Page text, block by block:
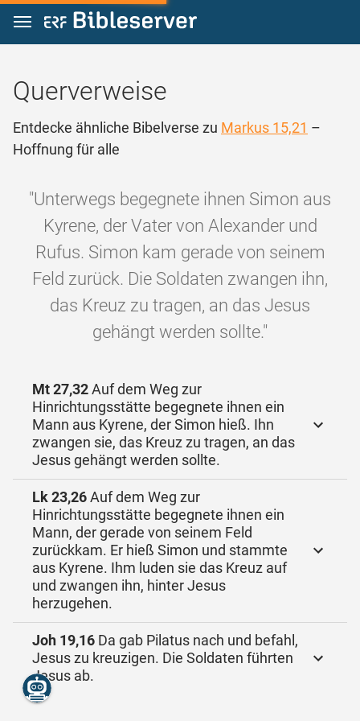
Zum Inhalt springen
Querverweise
Entdecke ähnliche Bibelverse zu Markus 15,21 –
Hoffnung für alle
"Unterwegs begegnete ihnen Simon aus
Kyrene, der Vater von Alexander und
Rufus. Simon kam gerade von seinem
Feld zurück. Die Soldaten zwangen ihn,
das Kreuz zu tragen, an das Jesus
gehängt werden sollte."
Mt 27,32Auf dem Weg zur
Hinrichtungsstätte begegnete ihnen ein
Mann aus Kyrene, der Simon hieß. Ihn
zwangen sie, das Kreuz zu tragen, an das
Jesus gehängt werden sollte.
Lk 23,26Auf dem Weg zur
Hinrichtungsstätte begegnete ihnen ein
Mann, der gerade von seinem Feld
zurückkam. Er hieß Simon und stammte
aus Kyrene. Ihm luden sie das Kreuz auf
und zwangen ihn, hinter Jesus
herzugehen.
Joh 19,16 Da gab Pilatus nach und befahl,
Jesus zu kreuzigen. Die Soldaten führten
Jesus ab.